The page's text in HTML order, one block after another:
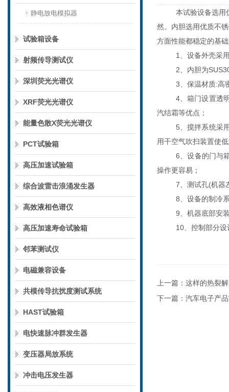
静电放电模拟器
试验箱设备
射频传导测试仪
深圳荧光光谱仪
XRF荧光光谱仪
能量色散X荧光光谱仪
PCT试验箱
高压加速试验箱
综合波雷击浪涌发生器
高效液相色谱仪
高压加速寿命试验箱
邻苯测试仪
电磁兼容设备
共模传导抗扰度测试系统
HAST试验箱
电快速脉冲群发生器
变压器局放系统
冲击电压发生器
本试验设备选用
然。内胆选用优质不
方面性能都稳定的基
1、设备外壳采
2、内胆为
3、保温材质:高
4、箱门设置透
汽结霜等优点；
5、搅拌系统采
用干空气吹扫装置使
6、设备的门与
操作更容易；
7、测试孔(机器
8、设备的制冷
9、机器底部安
10、控制部分
上一篇： 这样的热裂
下一篇： 汽车电子产